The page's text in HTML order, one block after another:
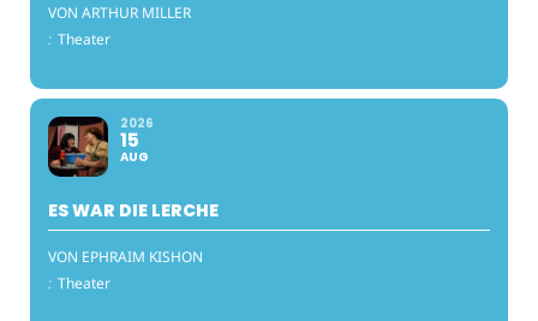
VON ARTHUR MILLER
: Theater
2026
15
AUG
ES WAR DIE LERCHE
VON EPHRAIM KISHON
: Theater